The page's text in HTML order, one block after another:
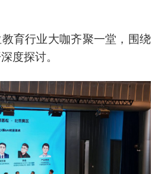
育行业大咖齐聚一堂，围绕
度探讨。